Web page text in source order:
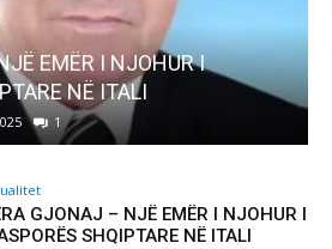
AKTUALITET
Pregaditi Gjin Musa-Rome-
Gjin Musa 8 Shtator 2025
GJONAJ – NJË EMËR I NJOHUR I
SHQIPTARE NË ITALI